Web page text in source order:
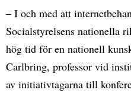
– I och med att
Socialstyrelsens nationella
hög tid för en nationell
Carlbring, professor vid
av initiativtagarna till